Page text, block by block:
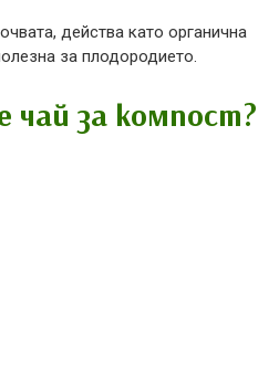
действа като органична
за плодородието.
чай за компост?